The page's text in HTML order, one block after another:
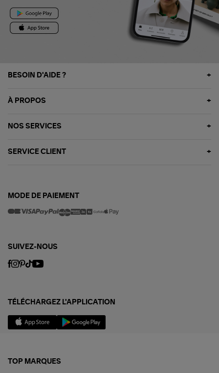
BESOIN D'AIDE ?
À PROPOS
NOS SERVICES
SERVICE CLIENT
MODE DE PAIEMENT
SUIVEZ-NOUS
TÉLÉCHARGEZ L'APPLICATION
TOP MARQUES